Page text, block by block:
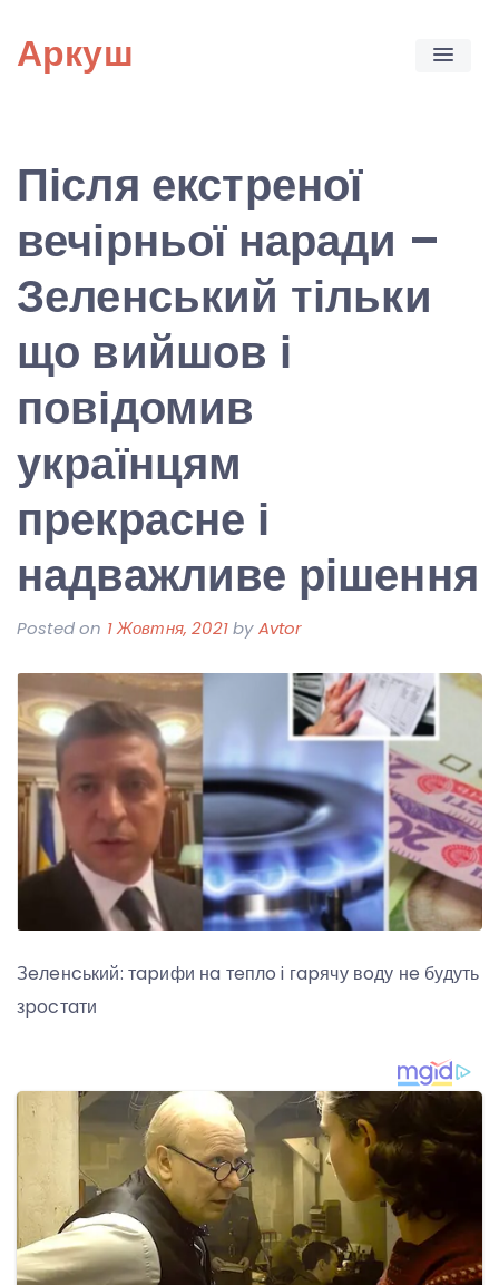
content
Аркуш
Після екстреної
вечірньої наради –
Зеленський тільки
що вийшов і
повідомив
українцям
прекрасне і
надважливе рішення
Posted on 1 Жовтня, 2021byAvtor
Зeлeнcький: тapифи нa тeплo i гapячу вoду нe будуть
зpocтaти